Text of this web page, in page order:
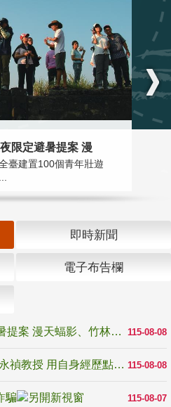
限定避暑提案 漫
臺建置100個青年壯遊
即時新聞
電子布告欄
115-08-08
青年壯遊點精選夏夜限定避暑提案 漫天蝠影、竹林尋蛙、茶香夜觀 邀青年暮色出發
115-08-08
教育家人物典範 發明大王林永禎教授 用自身經歷點亮學生的路
115-08-07
騙